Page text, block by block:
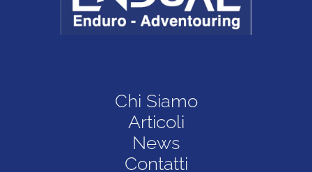
Chi Siamo
Articoli
News
Contatti